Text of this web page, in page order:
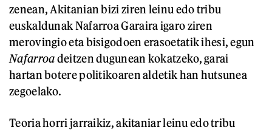
zenean, Akitanian bizi ziren leinu edo tribu
euskaldunak Nafarroa Garaira igaro ziren
merovingio eta bisigodoen erasoetatik ihesi, egun
Nafarroadeitzen dugunean kokatzeko, garai
hartan botere politikoaren aldetik han hutsunea
zegoelako.
Teoria horri jarraikiz, akitaniar leinu edo tribu